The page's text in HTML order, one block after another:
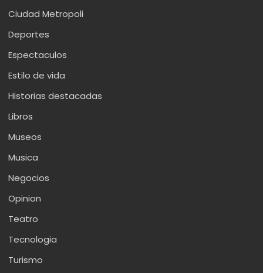
Ciudad Metropoli
Deportes
Espectaculos
Estilo de vida
Historias destacadas
Libros
Museos
Musica
Negocios
Opinion
Teatro
Tecnologia
Turismo